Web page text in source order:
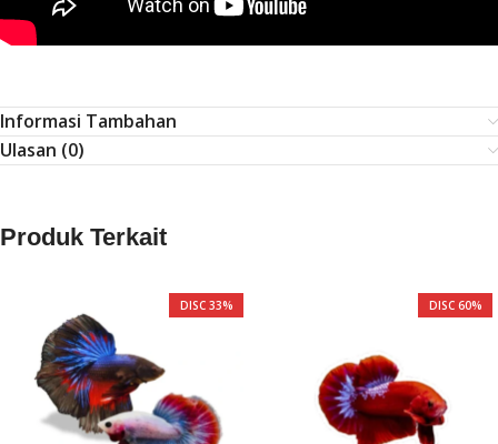
Informasi Tambahan
Ulasan (0)
Produk Terkait
DISC 33% DISC 60%